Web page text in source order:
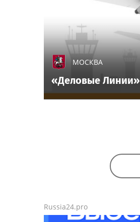
МОСКВА
«Деловые
Russia24.pro